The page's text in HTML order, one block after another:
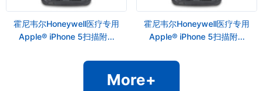
霍尼韦尔Honeywell医疗专用
Apple® iPhone 5扫描附...
霍尼韦尔Honeywell医疗专用
Apple® iPhone 5扫描附...
More+